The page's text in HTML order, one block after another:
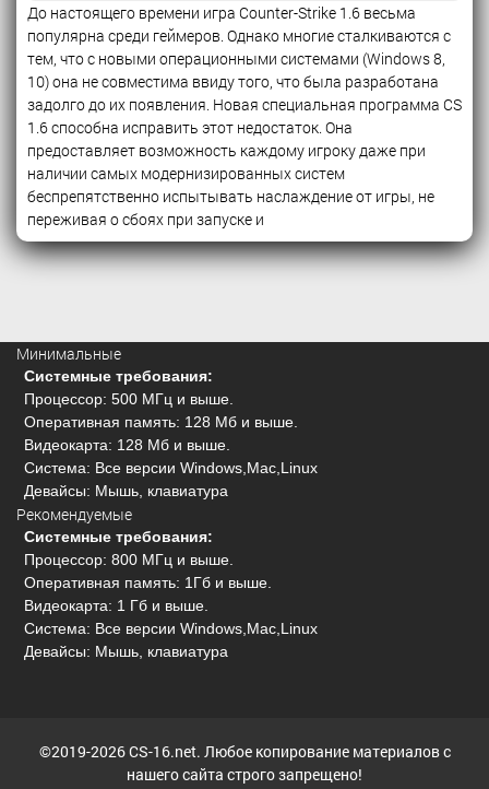
До настоящего времени игра Counter-Strike 1.6 весьма
популярна среди геймеров. Однако многие сталкиваются с
тем, что с новыми операционными системами (Windows 8,
10) она не совместима ввиду того, что была разработана
задолго до их появления. Новая специальная программа CS
1.6 способна исправить этот недостаток. Она
предоставляет возможность каждому игроку даже при
наличии самых модернизированных систем
беспрепятственно испытывать наслаждение от игры, не
переживая о сбоях при запуске и
Минимальные
Системные требования:
Процессор: 500 МГц и выше.
Оперативная память: 128 Мб и выше.
Видеокарта: 128 Мб и выше.
Система: Все версии Windows,Mac,Linux
Девайсы: Мышь, клавиатура
Рекомендуемые
Системные требования:
Процессор: 800 МГц и выше.
Оперативная память: 1Гб и выше.
Видеокарта: 1 Гб и выше.
Система: Все версии Windows,Mac,Linux
Девайсы: Мышь, клавиатура
©2019-2026 CS-16.net. Любое копирование материалов с
нашего сайта строго запрещено!